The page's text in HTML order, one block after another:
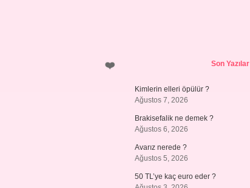
SidebarSon Yazılar
Kimlerin elleri öpülür ?
Ağustos 7, 2026
Brakisefalik ne demek ?
Ağustos 6, 2026
Avarız nerede ?
Ağustos 5, 2026
50 TL’ye kaç euro eder ?